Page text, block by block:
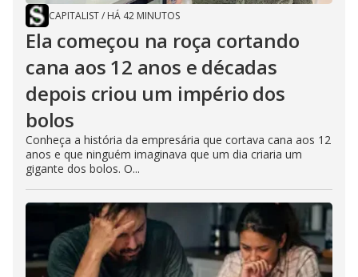
CAPITALIST/ HÁ 42 MINUTOS
Ela começou na roça cortando
cana aos 12 anos e décadas
depois criou um império dos
bolos
Conheça a história da empresária que cortava cana aos 12
anos e que ninguém imaginava que um dia criaria um
gigante dos bolos. O...